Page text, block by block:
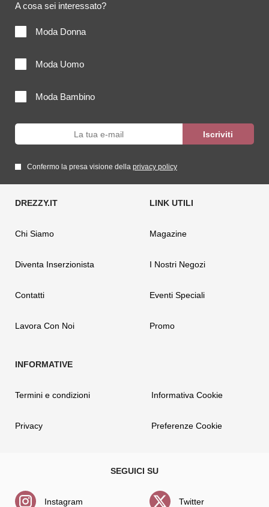
A cosa sei interessato?
Moda Donna
Moda Uomo
Moda Bambino
Confermo la presa visione della privacy policy
Chi Siamo
Diventa Inserzionista
Contatti
Lavora Con Noi
Magazine
I Nostri Negozi
Eventi Speciali
Promo
Termini e condizioni
Privacy
Informativa Cookie
Preferenze Cookie
Instagram Twitter